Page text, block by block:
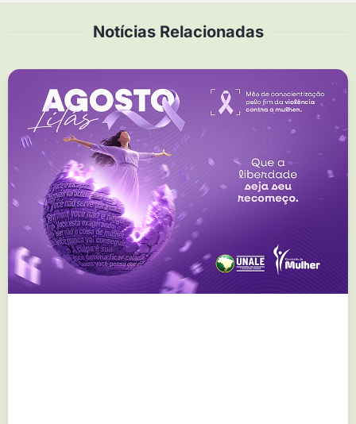
Notícias Relacionadas